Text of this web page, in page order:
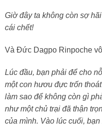
Giờ đây ta không còn sợ
cái chết!
Và Đức Dagpo Rinpoche
Lúc đầu, bạn phải để cho
một con hươu đực trốn
làm sao để không còn gì
như một chủ trại đã thận
của mình. Vào lúc cuối,